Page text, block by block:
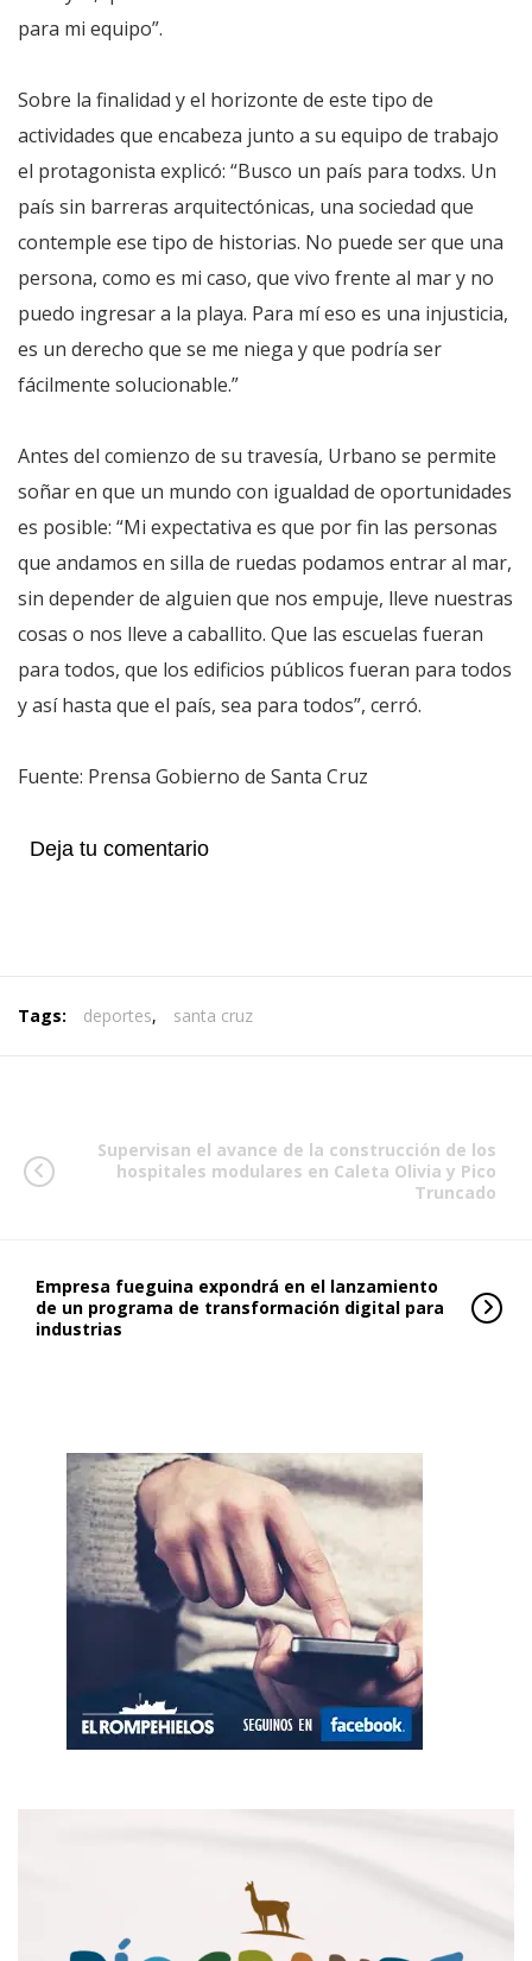
para mi equipo”.
Sobre la finalidad y el horizonte de este tipo de
actividades que encabeza junto a su equipo de trabajo
el protagonista explicó: “Busco un país para todxs. Un
país sin barreras arquitectónicas, una sociedad que
contemple ese tipo de historias. No puede ser que una
persona, como es mi caso, que vivo frente al mar y no
puedo ingresar a la playa. Para mí eso es una injusticia,
es un derecho que se me niega y que podría ser
fácilmente solucionable.”
Antes del comienzo de su travesía, Urbano se permite
soñar en que un mundo con igualdad de oportunidades
es posible: “Mi expectativa es que por fin las personas
que andamos en silla de ruedas podamos entrar al mar,
sin depender de alguien que nos empuje, lleve nuestras
cosas o nos lleve a caballito. Que las escuelas fueran
para todos, que los edificios públicos fueran para todos
y así hasta que el país, sea para todos”, cerró.
Fuente: Prensa Gobierno de Santa Cruz
Deja tu comentario
Tags: deportes, santa cruz
Supervisan el avance de la construcción de los
hospitales modulares en Caleta Olivia y Pico
Truncado
Empresa fueguina expondrá en el lanzamiento
de un programa de transformación digital para
industrias